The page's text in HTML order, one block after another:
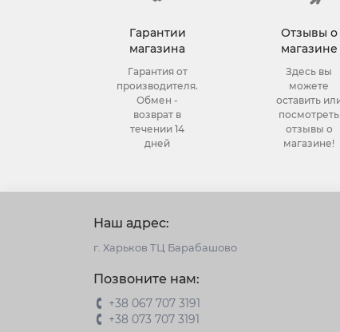
Гарантии
магазина
Гарантия от
производителя.
Обмен -
возврат в
течении 14
дней
Отзывы о
магазине
Здесь вы
можете
оставить
посмотреть
отзывы о
магазине!
Наш адрес:
г. Харьков ТЦ Барабашово
Позвоните нам:
+38 067 707 3191
+38 073 707 3191